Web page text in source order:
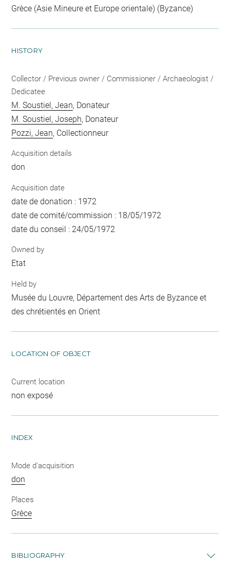
Grèce (Asie Mineure et Europe orientale) (Byzance)
HISTORY
Collector / Previous owner / Commissioner / Archaeologist /
Dedicatee
M. Soustiel, Jean, Donateur
M. Soustiel, Joseph, Donateur
Pozzi, Jean, Collectionneur
Acquisition details
don
Acquisition date
date de donation : 1972
date de comité/commission : 18/05/1972
date du conseil : 24/05/1972
Owned by
Etat
Held by
Musée du Louvre, Département des Arts de Byzance et
des chrétientés en Orient
LOCATION OF OBJECT
Current location
non exposé
INDEX
Mode d'acquisition
don
Places
Grèce
BIBLIOGRAPHY